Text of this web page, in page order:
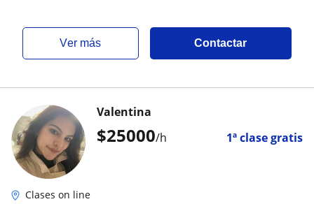
ver más Contactar
$25000/h 1ª clase gratis
Valentina
Clases on line